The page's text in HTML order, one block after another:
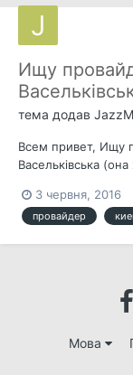
Ищу
тема додав
Всем привет, Ищу
Васельківська
пожалуйста, хто
3 червня, 2016
провайдер
Мова